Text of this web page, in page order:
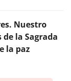
Nuestro
la Sagrada
la paz